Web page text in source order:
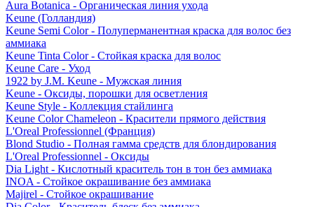
Aura Botanica - Органическая линия ухода
Keune (Голландия)
Keune Semi Color - Полуперманентная краска для волос без
аммиака
Keune Tinta Color - Стойкая краска для волос
Keune Care - Уход
1922 by J.M. Keune - Мужская линия
Keune - Оксиды, порошки для осветления
Keune Style - Коллекция стайлинга
Keune Color Chameleon - Красители прямого действия
L'Oreal Professionnel (Франция)
Blond Studio - Полная гамма средств для блондирования
L'Oreal Professionnel - Оксиды
Dia Light - Кислотный краситель тон в тон без аммиака
INOA - Стойкое окрашивание без аммиака
Majirel - Стойкое окрашивание